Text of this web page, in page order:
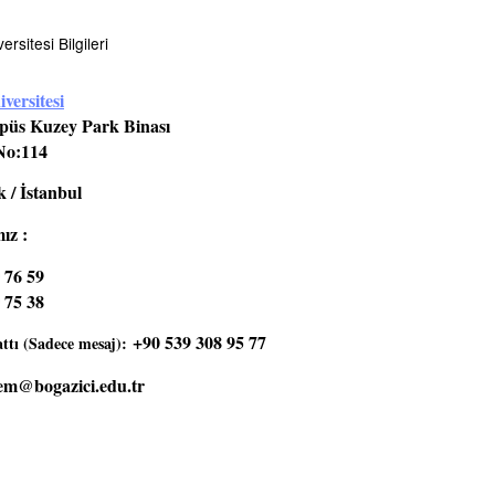
Bilgileri
Kuzey Park Binası
/ İstanbul
:
59
38
(Sadece mesaj): +90 539 308 95 77